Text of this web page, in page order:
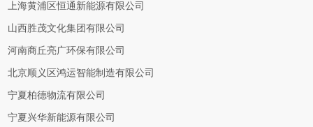
上海黄浦区恒通新能源有限公司
山西胜茂文化集团有限公司
河南商丘亮广环保有限公司
北京顺义区鸿运智能制造有限公司
宁夏柏德物流有限公司
宁夏兴华新能源有限公司